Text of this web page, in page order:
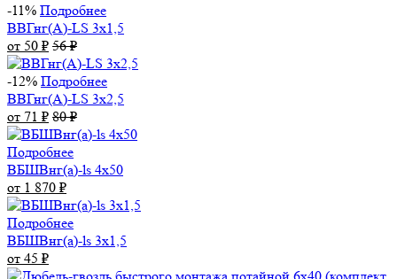
-11% Подробнее
ВВГнг(А)-LS 3х1,5
от 50 ₽ 56₽
-12% Подробнее
ВВГнг(А)-LS 3х2,5
от 71 ₽ 80₽
Подробнее
ВБШВнг(а)-ls 4x50
от 1 870 ₽
Подробнее
ВБШВнг(а)-ls 3х1,5
от 45 ₽